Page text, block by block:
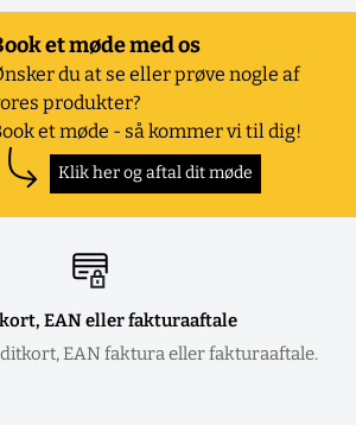
et møde med os
du at se eller prøve nogle af
produkter?
et møde - så kommer vi til dig!
Klik her og aftal dit møde
+45 75 94 58 00
Vi sidder klar: